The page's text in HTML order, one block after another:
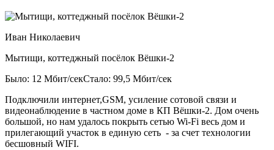
Иван Николаевич
Мытищи, коттеджный посёлок Вёшки-2
Было: 12 Мбит/секСтало: 99,5 Мбит/сек
Подключили интернет,GSM, усиление сотовой связи и
видеонаблюдение в частном доме в КП Вёшки-2. Дом очень
большой, но нам удалось покрыть сетью Wi-Fi весь дом и
прилегающий участок в единую сеть - за счет технологии
бесшовный WIFI.